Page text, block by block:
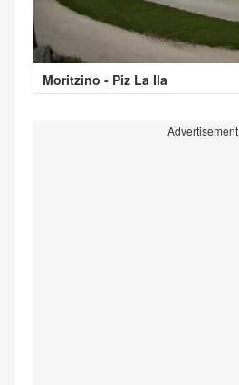
Moritzino - Piz La Ila
Advertisement